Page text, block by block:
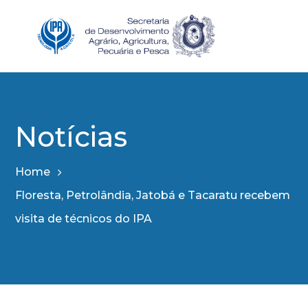
Notícias
Home
Floresta, Petrolândia, Jatobá e Tacaratu recebem
visita de técnicos do IPA